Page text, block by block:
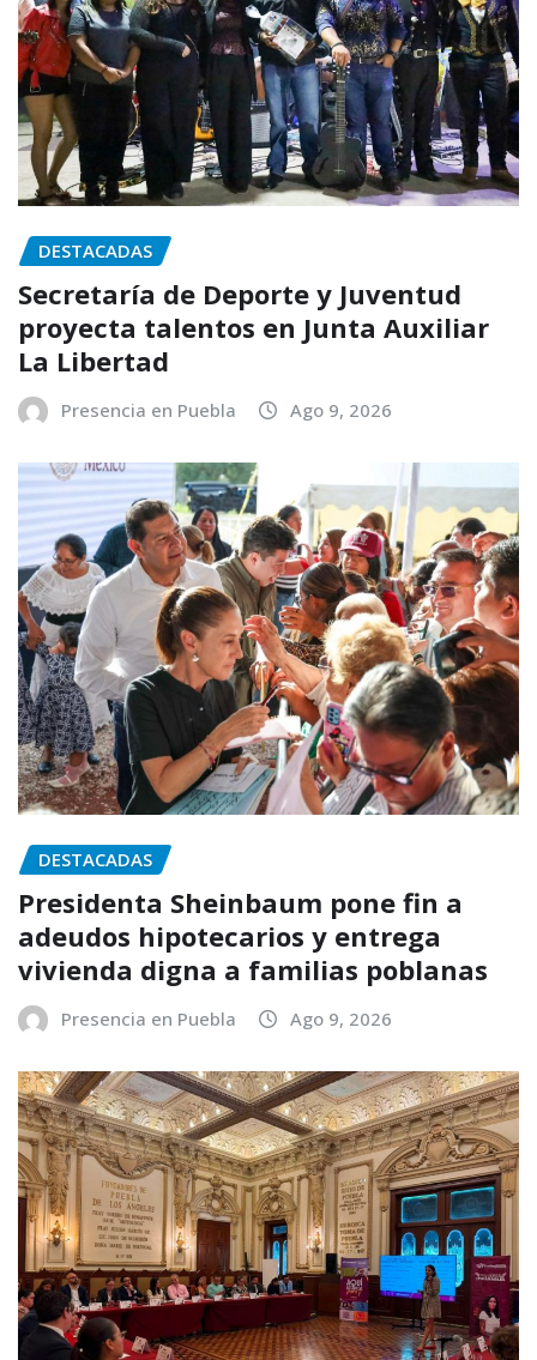
DESTACADAS
Secretaría de Deporte y Juventud
proyecta talentos en Junta Auxiliar
La Libertad
Presencia en Puebla Ago 9, 2026
DESTACADAS
Presidenta Sheinbaum pone fin a
adeudos hipotecarios y entrega
vivienda digna a familias poblanas
Presencia en Puebla Ago 9, 2026